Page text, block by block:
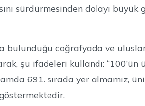
sürdürmesinden dolayı büyük
bulunduğu coğrafyada ve
şu ifadeleri kullandı: “100’ün
691. sırada yer almamız,